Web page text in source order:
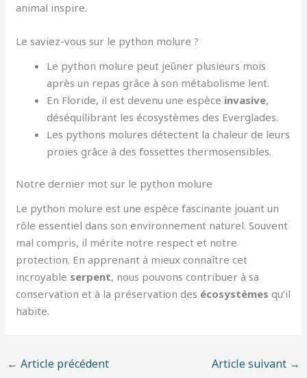
animal inspire.
Le saviez-vous sur le python molure ?
Le python molure peut jeûner plusieurs mois
après un repas grâce à son métabolisme lent.
En Floride, il est devenu une espèce invasive,
déséquilibrant les écosystèmes des Everglades.
Les pythons molures détectent la chaleur de leurs
proies grâce à des fossettes thermosensibles.
Notre dernier mot sur le python molure
Le python molure est une espèce fascinante jouant un
rôle essentiel dans son environnement naturel. Souvent
mal compris, il mérite notre respect et notre
protection. En apprenant à mieux connaître cet
incroyable serpent, nous pouvons contribuer à sa
conservation et à la préservation des écosystèmes qu’il
habite.
← Article précédent Article suivant →